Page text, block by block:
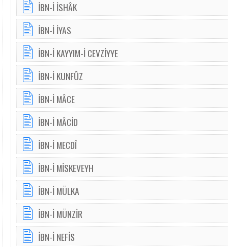
İBN-İ İSHÂK
İBN-İ İYAS
İBN-İ KAYYIM-İ CEVZİYYE
İBN-İ KUNFÛZ
İBN-İ MÂCE
İBN-İ MÂCİD
İBN-İ MECDÎ
İBN-İ MİSKEVEYH
İBN-İ MÜLKA
İBN-İ MÜNZİR
İBN-İ NEFİS